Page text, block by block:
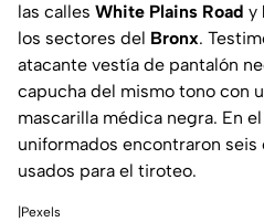
las calles White Plains Road y
los sectores del Bronx.
atacante vestía de pantalón
capucha del mismo tono con
mascarilla médica negra. En
uniformados encontraron
usados para el tiroteo.
|Pexels